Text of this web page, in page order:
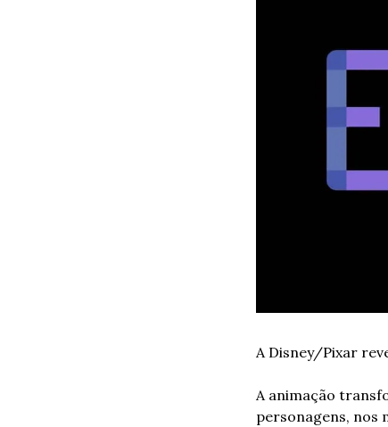
A Disney/Pixar
A animação
personagens, nos